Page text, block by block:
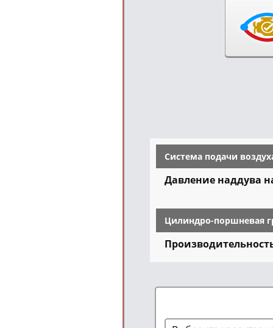
Система подачи
Давление наддува
Цилиндро-поршневая